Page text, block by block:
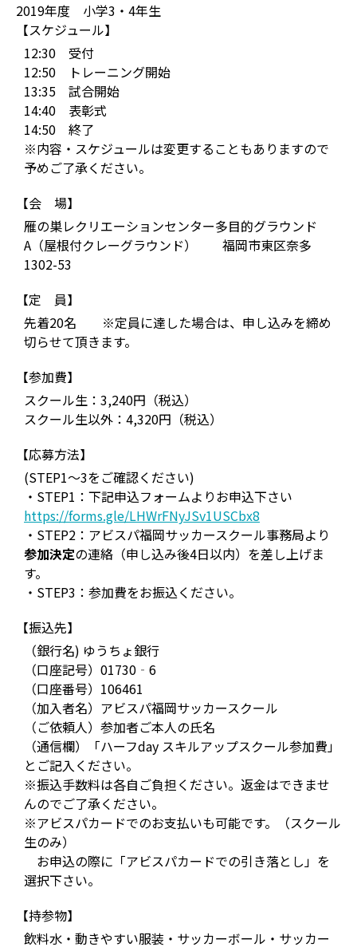
2019年度 小学3・4年生
【スケジュール】
12:30 受付
12:50 トレーニング開始
13:35 試合開始
14:40 表彰式
14:50 終了
※内容・スケジュールは変更することもありますので
予めご了承ください。
【会 場】
雁の巣レクリエーションセンター多目的グラウンド
A（屋根付クレーグラウンド） 福岡市東区奈多
1302-53
【定 員】
先着20名 ※定員に達した場合は、申し込みを締め
切らせて頂きます。
【参加費】
スクール生：3,240円（税込）
スクール生以外：4,320円（税込）
【応募方法】
(STEP1～3をご確認ください)
・STEP1：下記申込フォームよりお申込下さい
https://forms.gle/LHWrFNyJSv1USCbx8
・STEP2：アビスパ福岡サッカースクール事務局より
参加決定の連絡（申し込み後4日以内）を差し上げま
す。
・STEP3：参加費をお振込ください。
【振込先】
（銀行名) ゆうちょ銀行
（口座記号）01730‐6
（口座番号）106461
（加入者名）アビスパ福岡サッカースクール
（ご依頼人）参加者ご本人の氏名
（通信欄）「ハーフday スキルアップスクール参加費」
とご記入ください。
※振込手数料は各自ご負担ください。返金はできませ
んのでご了承ください。
※アビスパカードでのお支払いも可能です。（スクール
生のみ）
お申込の際に「アビスパカードでの引き落とし」を
選択下さい。
【持参物】
飲料水・動きやすい服装・サッカーボール・サッカー